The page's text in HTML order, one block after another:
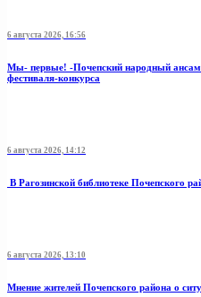
6 августа 2026, 16:56
Мы- первые! -Почепский народный
фестиваля-конкурса
6 августа 2026, 14:12
В Рагозинской библиотеке Почепского
6 августа 2026, 13:10
Мнение жителей Почепского района о